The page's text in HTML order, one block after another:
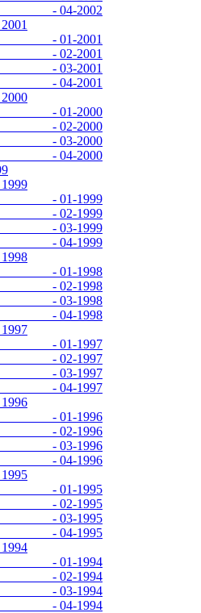
2002
2001
2001
2001
2001
2000
2000
2000
2000
1999
1999
1999
1999
1998
1998
1998
1998
1997
1997
1997
1997
1996
1996
1996
1996
1995
1995
1995
1995
1994
1994
1994
1994